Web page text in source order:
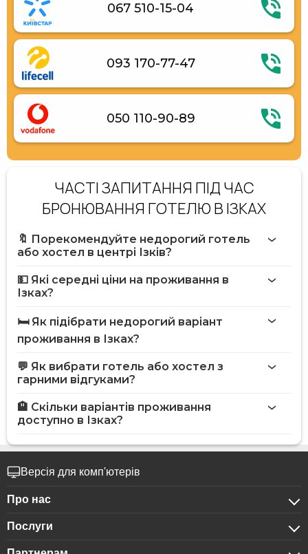
067 510-15-04
093 170-77-47
050 110-90-89
ЧАСТІ ЗАПИТАННЯ ПІД ЧАС
БРОНЮВАННЯ ГОТЕЛЮ В ІЗКАХ
🔖 Порекомендуйте недорогий готель
або хостел в центрі Ізків?
💵 Які середні ціни на проживання в
Ізках?
🛏️ Як підібрати недорогий варіант
проживання в Ізках?
💬 Як вибрати готель або хостел з
гарними відгуками?
🏨 Скільки варіантів проживання
доступно в Ізках?
Версія для комп'ютерів
Про нас
Про компанію
Послуги